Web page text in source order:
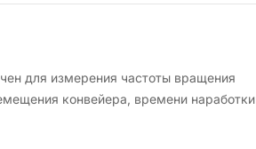
для измерения частоты вращения
конвейера, времени наработки